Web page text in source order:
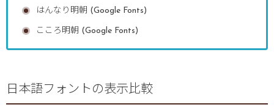
はんなり明朝 (Google Fonts)
こころ明朝 (Google Fonts)
日本語フォントの表示比較